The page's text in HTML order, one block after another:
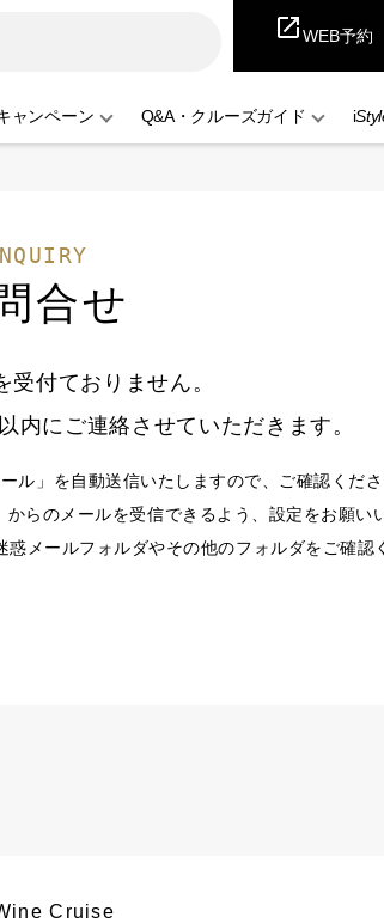
open_in_newWEB予約
ャンペーン Q&A・クルーズガイド i
合せ
受付ておりません。
内にご連絡させていただきます。
ル」を自動送信いたしますので、ご確認くださ
らのメールを受信できるよう、設定をお願い
メールフォルダやその他のフォルダをご確認
Cruise